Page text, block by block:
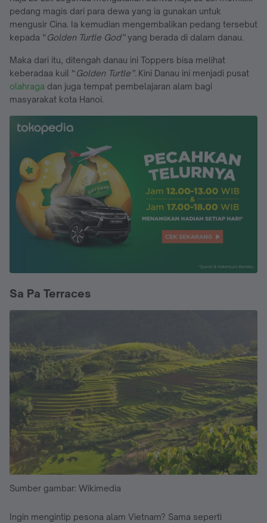
pedang magis dari para dewa yang ia gunakan untuk
mengusir Cina. Ia kemudian mengembalikan pedang tersebut
kepada “Golden Turtle God”yang berada di dalam danau.
Maka dari itu, ditengah danau ini Toppers bisa melihat
keberadaa kuil “Golden Turtle”. Kini Danau ini menjadi pusat
olahraga dan juga tempat pembelajaran alam bagi
masyarakat kota Hanoi.
Sa Pa Terraces
Sumber gambar: Wikimedia
Ingin mengintip pesona alam Vietnam? Sama seperti